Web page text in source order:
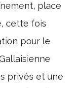
place
cette fois
pour le
privés et une